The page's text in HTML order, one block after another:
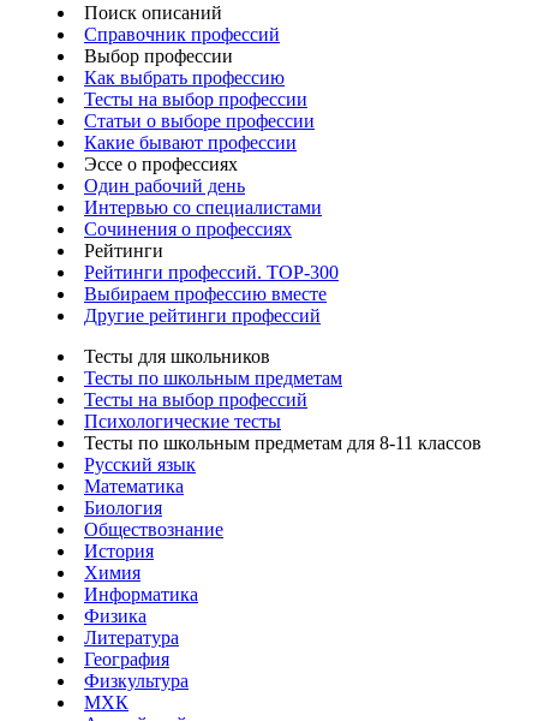
Поиск описаний
Справочник профессий
Выбор профессии
Как выбрать профессию
Тесты на выбор профессии
Статьи о выборе профессии
Какие бывают профессии
Эссе о профессиях
Один рабочий день
Интервью со специалистами
Сочинения о профессиях
Рейтинги
Рейтинги профессий. TOP-300
Выбираем профессию вместе
Другие рейтинги профессий
Тесты для школьников
Тесты по школьным предметам
Тесты на выбор профессий
Психологические тесты
Тесты по школьным предметам для 8-11 классов
Русский язык
Математика
Биология
Обществознание
История
Химия
Информатика
Физика
Литература
География
Физкультура
МХК